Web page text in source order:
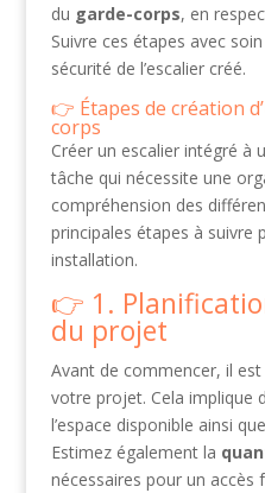
du garde-corps, en
Suivre ces étapes avec
sécurité de l’escalier créé.
Étapes de création
corps
Créer un escalier intégré à
tâche qui nécessite une
compréhension des
principales étapes à suivre
installation.
1.
du projet
Avant de commencer, il est
votre projet. Cela implique
l’espace disponible ainsi
Estimez également la
nécessaires pour un accès